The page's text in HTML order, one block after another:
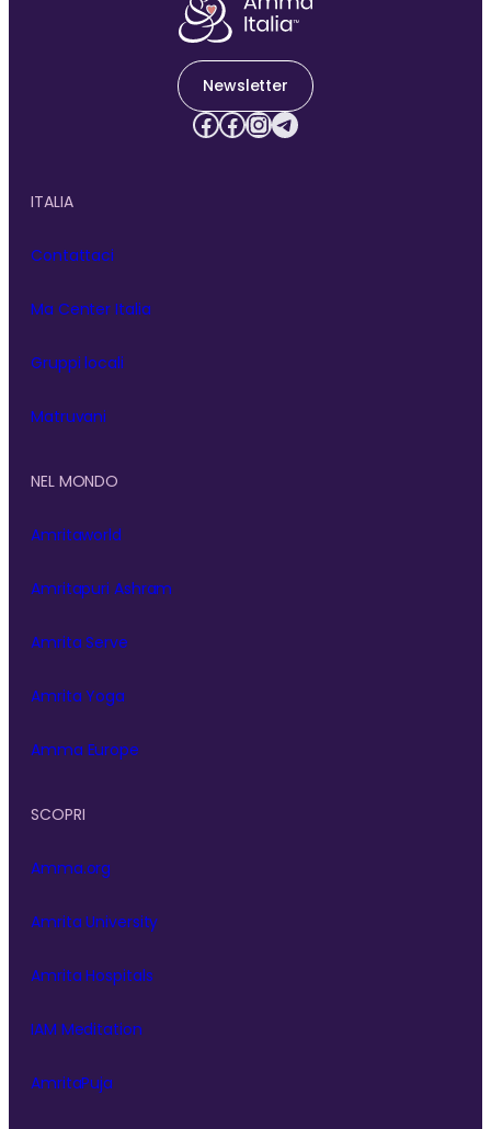
Newsletter
Facebook Facebook InstagramTelegram
ITALIA
Contattaci
Ma Center Italia
Gruppi locali
Matruvani
NEL MONDO
Amritaworld
Amritapuri Ashram
Amrita Serve
Amrita Yoga
Amma Europe
SCOPRI
Amma.org
Amrita University
Amrita Hospitals
IAM Meditation
AmritaPuja